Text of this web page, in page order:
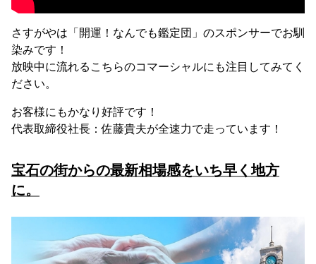
さすがやは「開運！なんでも鑑定団」のスポンサーでお馴
染みです！
放映中に流れるこちらのコマーシャルにも注目してみてく
ださい。
お客様にもかなり好評です！
代表取締役社長：佐藤貴夫が全速力で走っています！
宝石の街からの最新相場感をいち早く地方
に。